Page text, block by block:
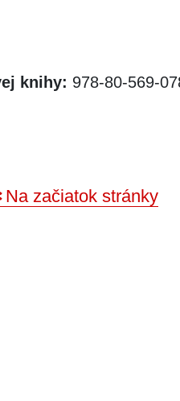
knihy: 978-80-569-
Na začiatok stránky